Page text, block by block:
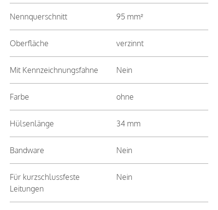
Nennquerschnitt 95 mm²
Oberfläche verzinnt
Mit Kennzeichnungsfahne Nein
Farbe ohne
Hülsenlänge 34 mm
Bandware Nein
Für kurzschlussfeste
Leitungen
Nein